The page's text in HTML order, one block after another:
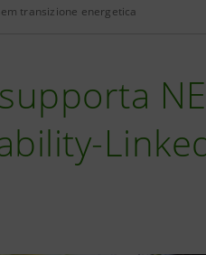
transizione energetica